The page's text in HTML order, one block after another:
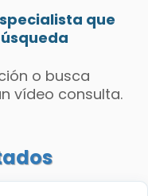
que
o busca
vídeo consulta.